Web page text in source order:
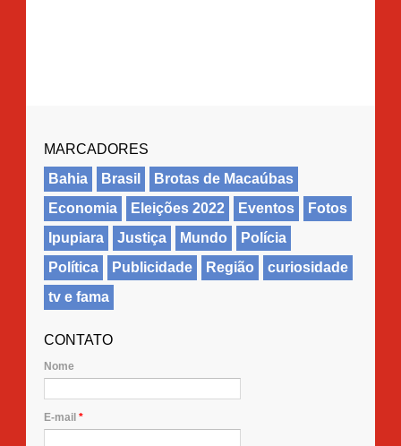
MARCADORES
Bahia
Brasil
Brotas de Macaúbas
Economia
Eleições 2022 Eventos
Fotos
Ipupiara
Justiça Mundo
Polícia
Política
Publicidade Região
curiosidade
tv e fama
CONTATO
Nome
E-mail *